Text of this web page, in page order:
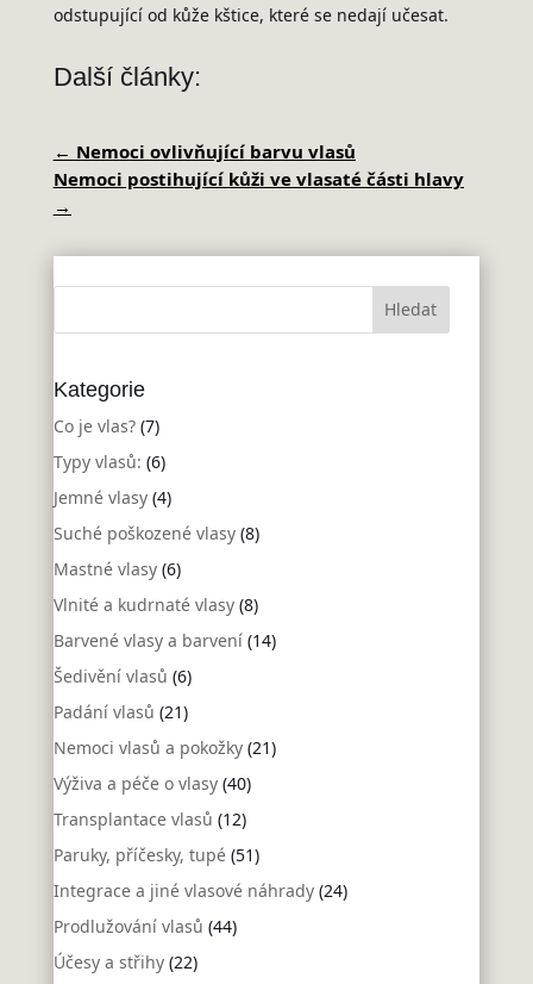
odstupující od kůže kštice, které se nedají učesat.
Další články:
← Nemoci ovlivňující barvu vlasů
Nemoci postihující kůži ve vlasaté části hlavy
→
Kategorie
Co je vlas?(7)
Typy vlasů: (6)
Jemné vlasy(4)
Suché poškozené vlasy(8)
Mastné vlasy(6)
Vlnité a kudrnaté vlasy(8)
Barvené vlasy a barvení(14)
Šedivění vlasů (6)
Padání vlasů (21)
Nemoci vlasů a pokožky(21)
Výživa a péče o vlasy(40)
Transplantace vlasů (12)
Paruky, příčesky, tupé(51)
Integrace a jiné vlasové náhrady(24)
Prodlužování vlasů (44)
Účesy a střihy(22)